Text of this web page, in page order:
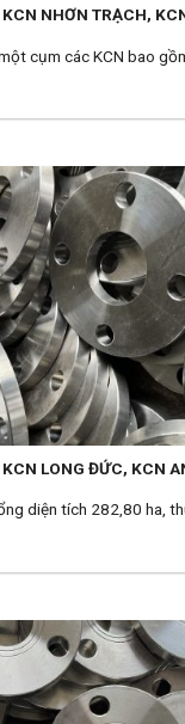
NHƠN TRẠCH,
cụm các KCN bao
LONG ĐỨC, KCN
diện tích 282,80 ha,